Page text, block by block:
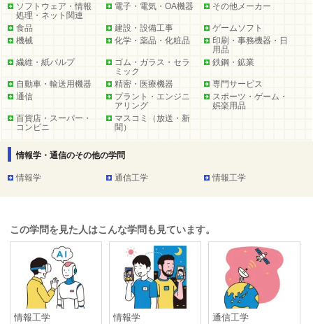
ソフトウェア・情報
処理・ネット関連
電子・電気・OA機器 その他メーカー
食品 建設・設備工事
ゲームソフト
機械
化学・薬品・化粧品
印刷・事務機器・日
用品
繊維・紙パルプ
ゴム・ガラス・セラ
ミック
鉄鋼・鉱業
自動車・輸送用機器 精密・医療機器
専門サービス
通信
プラント・エンジニ
アリング
スポーツ・ゲーム・
娯楽用品
百貨店・スーパー・
コンビニ
マスコミ（放送・新
聞）
情報学・通信のその他の学問
情報学 通信工学 情報工学
この学問を見た人はこんな学問も見ています。
情報工学 情報学 通信工学